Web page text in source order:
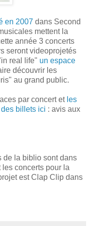
en 2007 dans Second
mettent la
année 3 concerts
seront videoprojetés
real life" un espace
découvrir les
au grand public.
par concert et les
billets ici : avis aux
de la biblio sont dans
concerts pour la
est Clap Clip dans